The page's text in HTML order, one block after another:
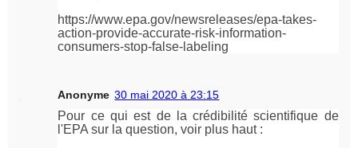
https://www.epa.gov/newsreleases/epa-takes-
action-provide-accurate-risk-information-
consumers-stop-false-labeling
Anonyme 30 mai 2020 à 23:15
Pour ce qui est de la crédibilité scientifique de
l'EPA sur la question, voir plus haut :